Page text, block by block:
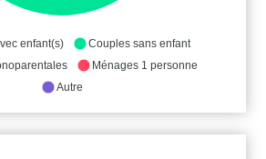
enfant(s)
Couples sans enfant
Ménages 1 personne
Autre